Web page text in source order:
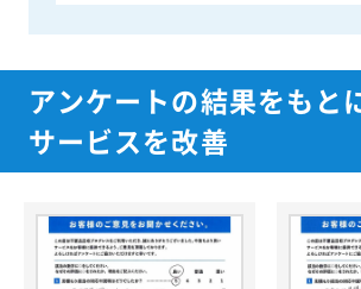
アンケートの結果をもと
サービスを改善